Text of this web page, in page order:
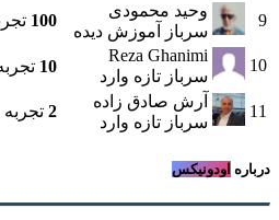
9
وحید محمودی
سرباز آموزش دیده
100
10
Reza Ghanimi
سرباز تازه وارد
10
11
آرش صادق زاده
سرباز تازه وارد
2 تجربه
درباره اودونیکس